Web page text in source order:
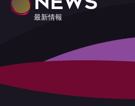
最新情報